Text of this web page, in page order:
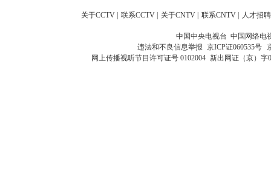
关于CCTV 联系CCTV 关于CNTV 联系CNTV 人才招聘
中国中央电视台 中国网络电
违法和不良信息举报 京ICP证060535号
网上传播视听节目许可证号 0102004 新出网证（京）